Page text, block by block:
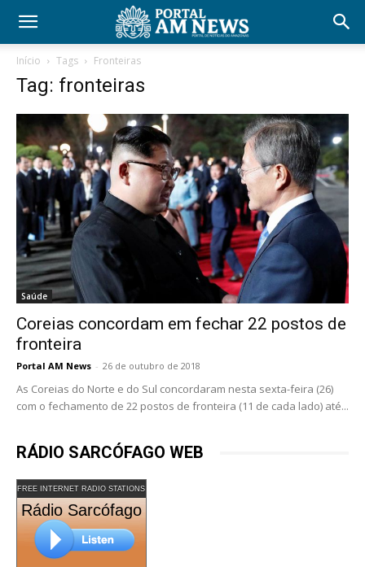
Início Tags Fronteiras
Tag: fronteiras
Saúde
Coreias concordam em fechar 22 postos de
fronteira
Portal AM News - 26 de outubro de 2018
As Coreias do Norte e do Sul concordaram nesta sexta-feira (26)
com o fechamento de 22 postos de fronteira (11 de cada lado) até...
RÁDIO SARCÓFAGO WEB
FREE INTERNET RADIO STATIONS
Rádio Sarcófago